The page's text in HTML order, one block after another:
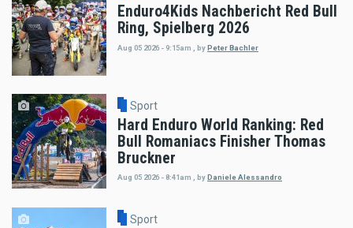
Enduro4Kids Nachbericht Red Bull
Ring, Spielberg 2026
Aug 05 2026 - 9:15am byPeter Bachler
Sport
Hard Enduro World Ranking: Red
Bull Romaniacs Finisher Thomas
Bruckner
Aug 05 2026 - 8:41am , by Daniele Alessandro
Sport